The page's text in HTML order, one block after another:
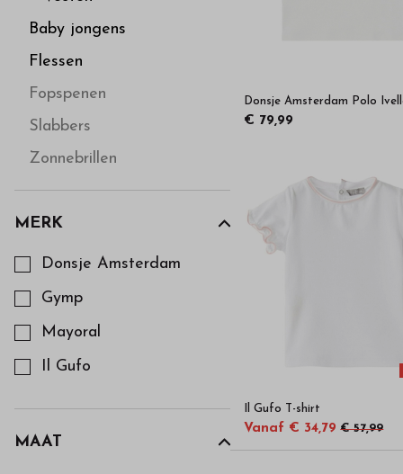
Baby jongens
Flessen
Fopspenen
Slabbers
Zonnebrillen
MERK
Donsje Amsterdam
Gymp
Mayoral
Il Gufo
MAAT
Donsje Amsterdam Polo
€ 79,99
Il Gufo T-shirt
Vanaf € 34,79 € 57,99